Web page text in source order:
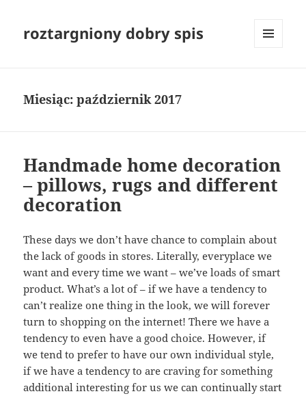
roztargniony dobry spis
Miesiąc:październik 2017
Handmade home decoration
– pillows, rugs and different
decoration
These days we don’t have chance to complain about
the lack of goods in stores. Literally, everyplace we
want and every time we want – we’ve loads of smart
product. What’s a lot of – if we have a tendency to
can’t realize one thing in the look, we will forever
turn to shopping on the internet! There we have a
tendency to even have a good choice. However, if
we tend to prefer to have our own individual style,
if we have a tendency to are craving for something
additional interesting for us we can continually start